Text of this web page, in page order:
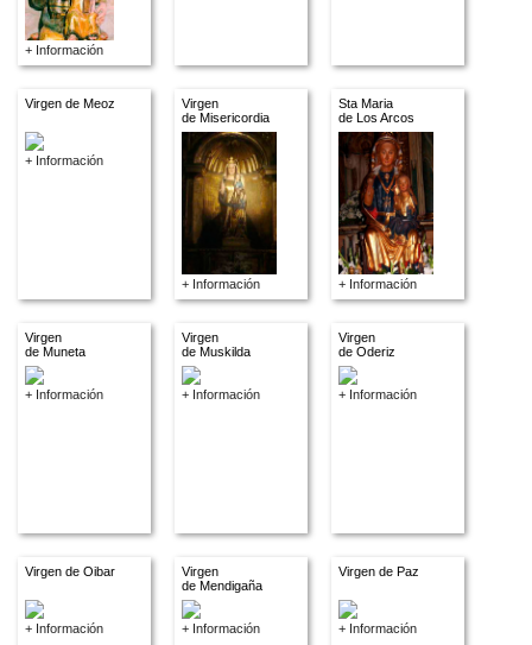
+ Información
Virgen de Meoz
+ Información
Virgen
de Misericordia
+ Información
Sta Maria
de Los Arcos
+ Información
Virgen
de Muneta
+ Información
Virgen
de Muskilda
+ Información
Virgen
de Oderiz
+ Información
Virgen de Oibar
+ Información
Virgen
de Mendigaña
+ Información
Virgen de Paz
+ Información